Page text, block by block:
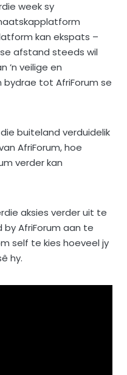
week sy
kan ekspats –
afstand steeds wil
’n veilige en
bydrae tot AfriForum se
buiteland verduidelik
AfriForum, hoe
verder kan
aksies verder uit te
by AfriForum aan te
self te kies hoeveel jy
hy.